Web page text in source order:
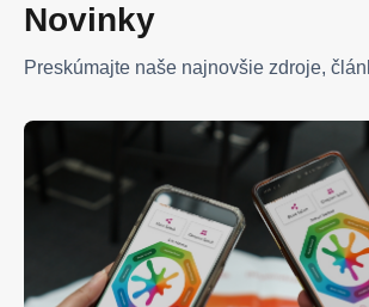
Novinky
Preskúmajte naše najnovšie zdroje,